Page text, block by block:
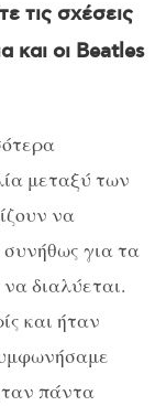
τις σχέσεις
και οι Beatles
μεταξύ των
να
για τα
διαλύεται.
και ήταν
πάντα